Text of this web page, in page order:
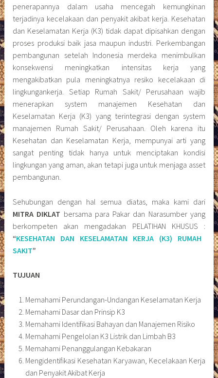
penerapannya dalam usaha mencegah kemungkinan
terjadinya kecelakaan dan penyakit akibat kerja. Kesehatan
dan Keselamatan Kerja (K3) tidak dapat dipisahkan dengan
proses produksi baik jasa maupun industri. Perkembangan
pembangunan setelah Indonesia merdeka menimbulkan
konsekwensi meningkatkan intensitas kerja yang
mengakibatkan pula meningkatnya resiko kecelakaan di
lingkungankerja. Setiap Rumah Sakit/ Perusahaan wajib
menerapkan system manajemen Kesehatan dan
Keselamatan Kerja (K3) yang terintegrasi dengan system
manajemen Rumah Sakit/ Perusahaan. Oleh karena itu
Kesehatan dan Keselamatan Kerja, mempunyai arti yang
sangat penting tidak hanya untuk menciptakan kondisi
lingkungan yang aman, akan tetapi juga untuk menjaga asset
pembangunan.
Sehubungan dengan hal semua diatas, maka kami dari
MITRA DIKLAT bersama para Pakar dan Narasumber yang
berkompeten akan mengadakan PELATIHAN KHUSUS :
“KESEHATAN DAN KESELAMATAN KERJA (K3) RUMAH
SAKIT”
TUJUAN
Memahami Perundangan-Undangan Keselamatan Kerja
Memahami Dasar dan Prinsip K3
Memahami Identifikasi Bahayan dan Manajemen Risiko
Memahami Pengelolan K3 Listrik dan Limbah B3
Memahami Penanggulangan Kebakaran
Mengidentifikasi Kesehatan Karyawan, Kecelakaan Kerja
dan Penyakit Akibat Kerja